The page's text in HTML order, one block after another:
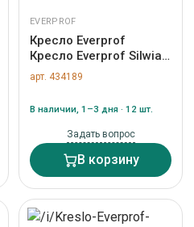
EVERPROF
Кресло Everprof
Кресло Everprof Silwia
(Сильвия) Экокожа
Бежевый арт. ZN-
арт. 434189
В наличии, 1–3 дня · 12 шт.
Задать вопрос
В корзину